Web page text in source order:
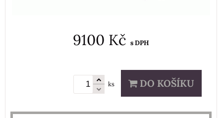
9100 Kč s DPH
ks DO KOŠÍKU